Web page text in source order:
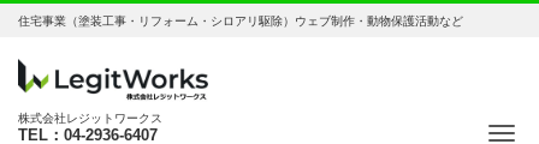
住宅事業（塗装工事・リフォーム・シロアリ駆除）ウェブ制作・動物保護活動など
株式会社レジットワークス
TEL：04-2936-6407 ナ